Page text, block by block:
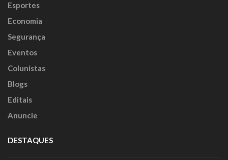
Esportes
Economia
Segurança
Eventos
Colunistas
Blogs
Editais
Anuncie
DESTAQUES